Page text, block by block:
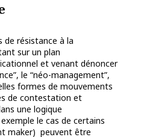
de résistance à la
sur un plan
et venant dénoncer
le “néo-management”,
formes de mouvements
de contestation et
une logique
le cas de certains
maker) peuvent être